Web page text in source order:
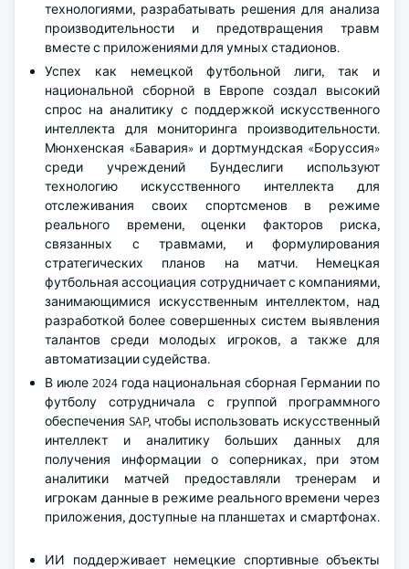
технологиями, разрабатывать решения для анализа
производительности и предотвращения травм
вместе с приложениями для умных стадионов.
Успех как немецкой футбольной лиги, так и
национальной сборной в Европе создал высокий
спрос на аналитику с поддержкой искусственного
интеллекта для мониторинга производительности.
Мюнхенская «Бавария» и дортмундская «Боруссия»
среди учреждений Бундеслиги используют
технологию искусственного интеллекта для
отслеживания своих спортсменов в режиме
реального времени, оценки факторов риска,
связанных с травмами, и формулирования
стратегических планов на матчи. Немецкая
футбольная ассоциация сотрудничает с компаниями,
занимающимися искусственным интеллектом, над
разработкой более совершенных систем выявления
талантов среди молодых игроков, а также для
автоматизации судейства.
В июле 2024 года национальная сборная Германии по
футболу сотрудничала с группой программного
обеспечения SAP, чтобы использовать искусственный
интеллект и аналитику больших данных для
получения информации о соперниках, при этом
аналитики матчей предоставляли тренерам и
игрокам данные в режиме реального времени через
приложения, доступные на планшетах и смартфонах.
ИИ поддерживает немецкие спортивные объекты